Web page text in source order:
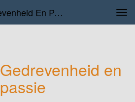
Joukje Pees - Gedrevenheid En Passie
Gedrevenheid en
passie